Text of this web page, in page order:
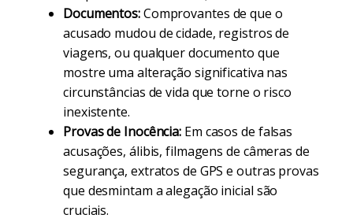
Documentos:Comprovantes de que o
acusado mudou de cidade, registros de
viagens, ou qualquer documento que
mostre uma alteração significativa nas
circunstâncias de vida que torne o risco
inexistente.
Provas de Inocência: Em casos de falsas
acusações, álibis, filmagens de câmeras de
segurança, extratos de GPS e outras provas
que desmintam a alegação inicial são
cruciais.